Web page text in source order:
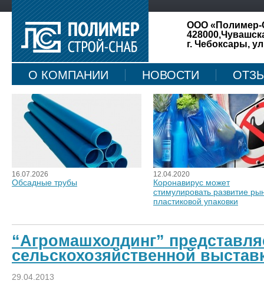
ООО «Полимер-
г. Чебоксары,
О КОМПАНИИ НОВОСТИ
КАРТА САЙТА
16.07.2026
Обсадные трубы
12.04.2020
Коронавирус может
стимулировать развитие
пластиковой упаковки
“Агромашхолдинг”
сельскохозяйственной
29.04.2013